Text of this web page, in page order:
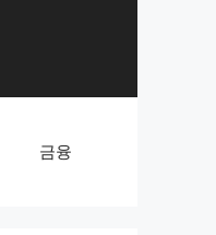
금융